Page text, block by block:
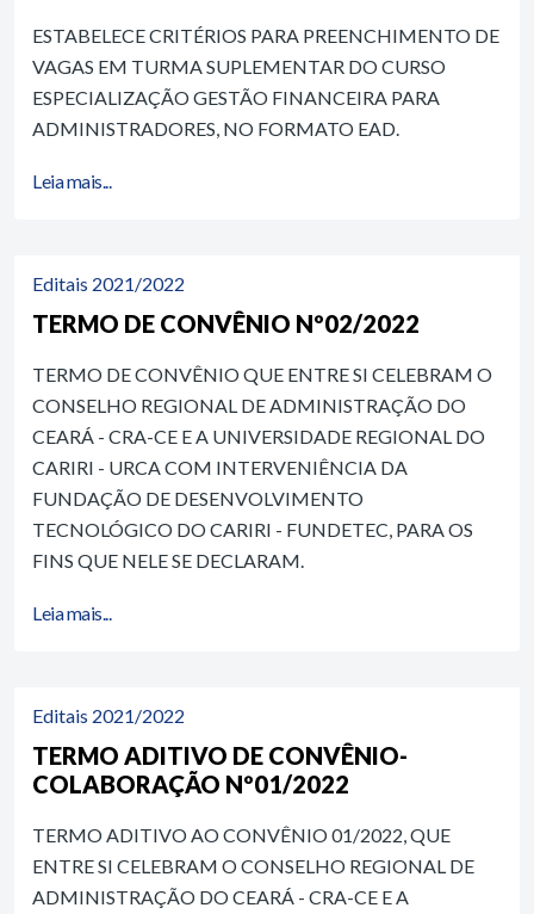
ESTABELECE CRITÉRIOS PARA PREENCHIMENTO DE
VAGAS EM TURMA SUPLEMENTAR DO CURSO
ESPECIALIZAÇÃO GESTÃO FINANCEIRA PARA
ADMINISTRADORES, NO FORMATO EAD.
Leia mais...
Editais 2021/2022
TERMO DE CONVÊNIO Nº02/2022
TERMO DE CONVÊNIO QUE ENTRE SI CELEBRAM O
CONSELHO REGIONAL DE ADMINISTRAÇÃO DO
CEARÁ - CRA-CE E A UNIVERSIDADE REGIONAL DO
CARIRI - URCA COM INTERVENIÊNCIA DA
FUNDAÇÃO DE DESENVOLVIMENTO
TECNOLÓGICO DO CARIRI - FUNDETEC, PARA OS
FINS QUE NELE SE DECLARAM.
Leia mais...
Editais 2021/2022
TERMO ADITIVO DE CONVÊNIO-
COLABORAÇÃO Nº01/2022
TERMO ADITIVO AO CONVÊNIO 01/2022, QUE
ENTRE SI CELEBRAM O CONSELHO REGIONAL DE
ADMINISTRAÇÃO DO CEARÁ - CRA-CE E A